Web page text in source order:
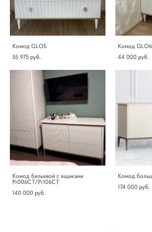
Комод GLO5
55 975 pуб.
Комод GLO6
44 000 pуб.
Комод бельевой с ящиками
Pr006CT/Pr106CT
140 000 pуб.
Комод
174 000 pуб.